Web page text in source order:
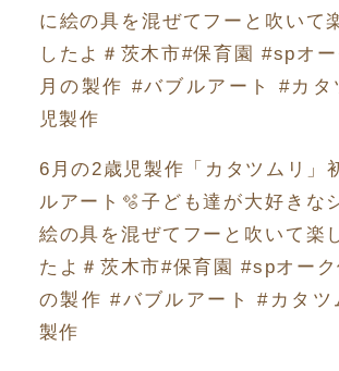
6月の2歳児製作「カタツムリ」
ルアート🫧子ども達が大好きな
絵の具を混ぜてフーと吹いて楽
たよ＃茨木市#保育園 #spオーク
の製作 #バブルアート #カタツ
製作